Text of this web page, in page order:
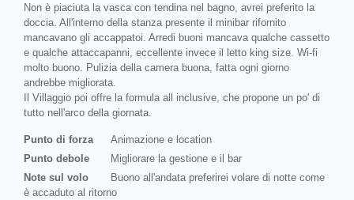
Non è piaciuta la vasca con tendina nel bagno, avrei preferito la
doccia. All'interno della stanza presente il minibar rifornito
mancavano gli accappatoi. Arredi buoni mancava qualche cassetto
e qualche attaccapanni, eccellente invece il letto king size. Wi-fi
molto buono. Pulizia della camera buona, fatta ogni giorno
andrebbe migliorata.
Il Villaggio poi offre la formula all inclusive, che propone un po' di
tutto nell'arco della giornata.
Punto di forza
Animazione e location
Punto debole
Migliorare la gestione e il bar
Note sul volo
Buono all'andata preferirei volare di notte come
è accaduto al ritorno